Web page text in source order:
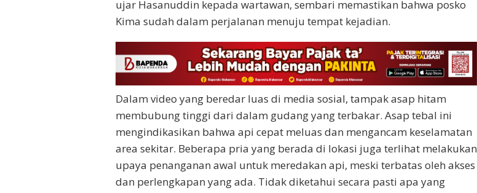
ujar Hasanuddin kepada wartawan, sembari memastikan bahwa posko
Kima sudah dalam perjalanan menuju tempat kejadian.
Dalam video yang beredar luas di media sosial, tampak asap hitam
membubung tinggi dari dalam gudang yang terbakar. Asap tebal ini
mengindikasikan bahwa api cepat meluas dan mengancam keselamatan
area sekitar. Beberapa pria yang berada di lokasi juga terlihat melakukan
upaya penanganan awal untuk meredakan api, meski terbatas oleh akses
dan perlengkapan yang ada. Tidak diketahui secara pasti apa yang